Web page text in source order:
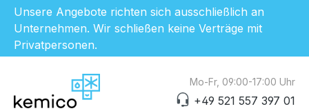
Unsere Angebote richten sich ausschließlich an
Unternehmen. Wir schließen keine Verträge mit
Privatpersonen.
Zum Hauptinhalt springen
Mo-Fr, 09:00-17:00 Uhr
+49 521 557 397 01